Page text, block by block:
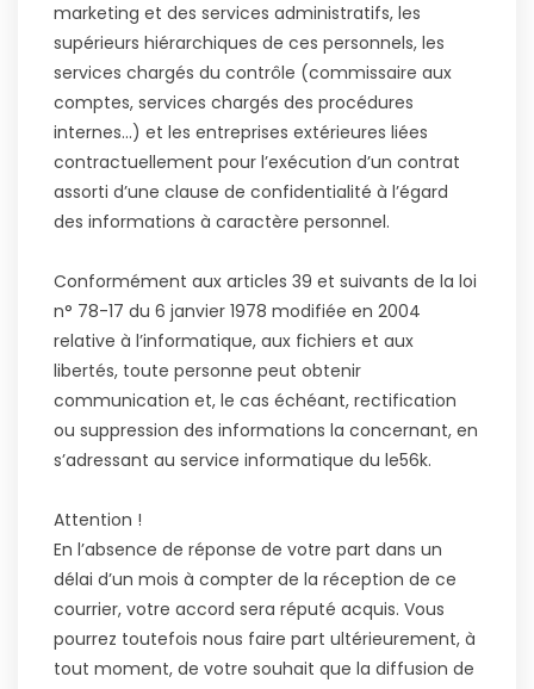
marketing et des services administratifs, les
supérieurs hiérarchiques de ces personnels, les
services chargés du contrôle (commissaire aux
comptes, services chargés des procédures
internes…) et les entreprises extérieures liées
contractuellement pour l’exécution d’un contrat
assorti d’une clause de confidentialité à l’égard
des informations à caractère personnel.
Conformément aux articles 39 et suivants de la loi
n° 78-17 du 6 janvier 1978 modifiée en 2004
relative à l’informatique, aux fichiers et aux
libertés, toute personne peut obtenir
communication et, le cas échéant, rectification
ou suppression des informations la concernant, en
s’adressant au service informatique du le56k.
Attention !
En l’absence de réponse de votre part dans un
délai d’un mois à compter de la réception de ce
courrier, votre accord sera réputé acquis. Vous
pourrez toutefois nous faire part ultérieurement, à
tout moment, de votre souhait que la diffusion de